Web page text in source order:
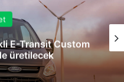
E-Transit Custom
üretilecek